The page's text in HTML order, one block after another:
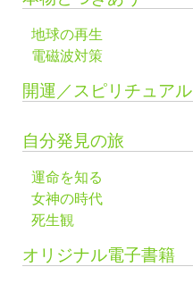
地球の再生
電磁波対策
開運／スピリチュアル
自分発見の旅
運命を知る
女神の時代
死生観
オリジナル電子書籍